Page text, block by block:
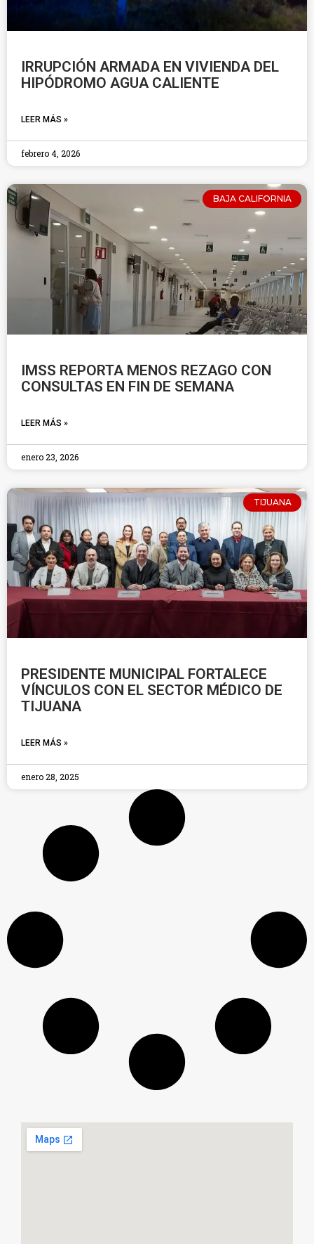
IRRUPCIÓN ARMADA EN VIVIENDA DEL
HIPÓDROMO AGUA CALIENTE
LEER MÁS »
febrero 4, 2026
BAJA CALIFORNIA
IMSS REPORTA MENOS REZAGO CON
CONSULTAS EN FIN DE SEMANA
LEER MÁS »
enero 23, 2026
TIJUANA
PRESIDENTE MUNICIPAL FORTALECE
VÍNCULOS CON EL SECTOR MÉDICO DE
TIJUANA
LEER MÁS »
enero 28, 2025